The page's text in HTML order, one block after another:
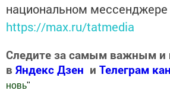
национальном
https://max.ru/tatmedia
Следите за самым важным и
в Яндекс Дзен и Телеграм
новь"